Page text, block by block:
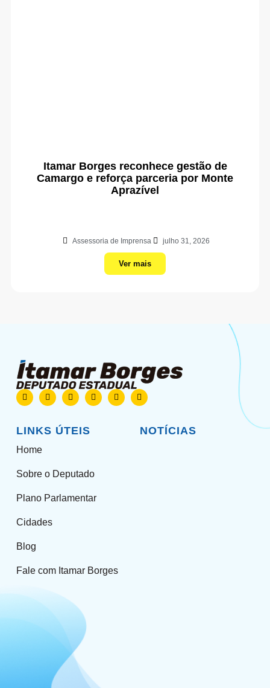
Itamar Borges reconhece gestão de
Camargo e reforça parceria por Monte
Aprazível
Assessoria de Imprensa julho 31, 2026
Ver mais
LINKS ÚTEIS
Home
Sobre o Deputado
Plano Parlamentar
Cidades
Blog
Fale com Itamar Borges
NOTÍCIAS